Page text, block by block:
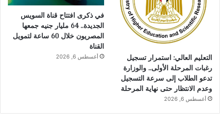
التعليم العالي: استمرار تسجيل
رغبات المرحلة الأولى.. والوزارة
تدعو الطلاب إلى سرعة التسجيل
وعدم الانتظار حتى نهاية المرحلة
أغسطس 6, 2026
في ذكرى افتتاح قناة السويس
الجديدة.. 64 مليار جنيه جمعها
المصريون خلال 60 ساعة لتمويل
القناة
أغسطس 6, 2026